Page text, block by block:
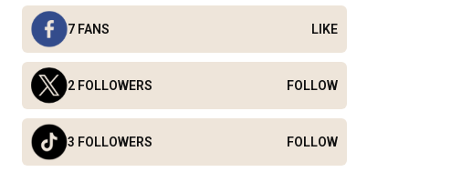
7 FANS LIKE
2 FOLLOWERS FOLLOW
3 FOLLOWERS FOLLOW